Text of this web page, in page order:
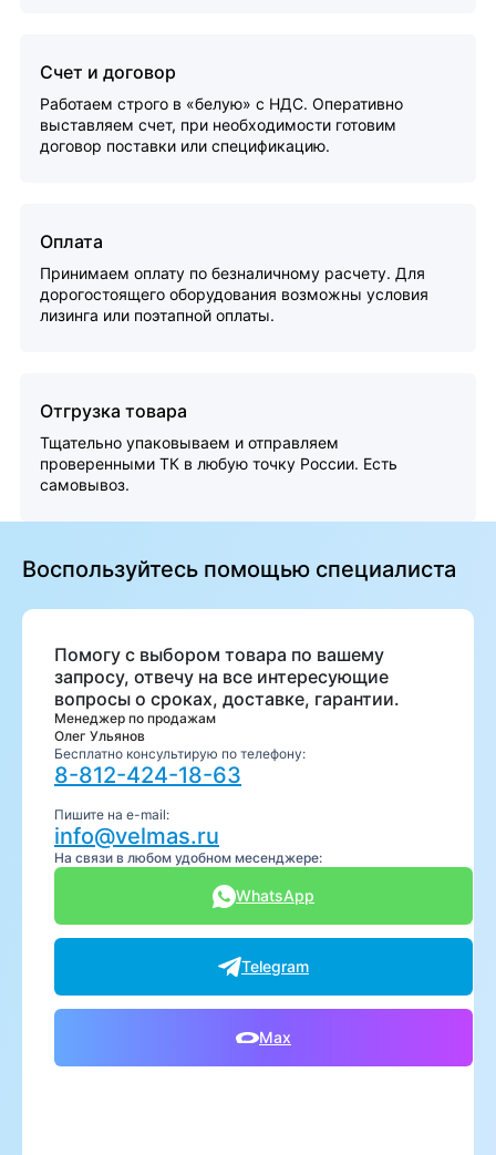
Счет и договор
Работаем строго в «белую» с НДС. Оперативно
выставляем счет, при необходимости готовим
договор поставки или спецификацию.
Оплата
Принимаем оплату по безналичному расчету. Для
дорогостоящего оборудования возможны условия
лизинга или поэтапной оплаты.
Отгрузка товара
Тщательно упаковываем и отправляем
проверенными ТК в любую точку России. Есть
самовывоз.
Воспользуйтесь помощью специалиста
Помогу с выбором товара по вашему
запросу, отвечу на все интересующие
вопросы о сроках, доставке, гарантии.
Менеджер по продажам
Олег Ульянов
Бесплатно консультирую по телефону:
8-812-424-18-63
Пишите на e-mail:
info@velmas.ru
На связи в любом удобном месенджере:
WhatsApp
Telegram
Max